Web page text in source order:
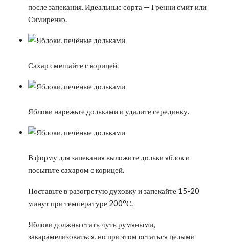
после запекания. Идеальные сорта — Гренни смит или
Симиренко.
Сахар смешайте с корицей.
Яблоки нарежьте дольками и удалите серединку.
В форму для запекания выложите дольки яблок и
посыпьте сахаром с корицей.
Поставьте в разогретую духовку и запекайте 15-20
минут при температуре 200°С.
Яблоки должны стать чуть румяными,
закарамелизоваться, но при этом остаться целыми